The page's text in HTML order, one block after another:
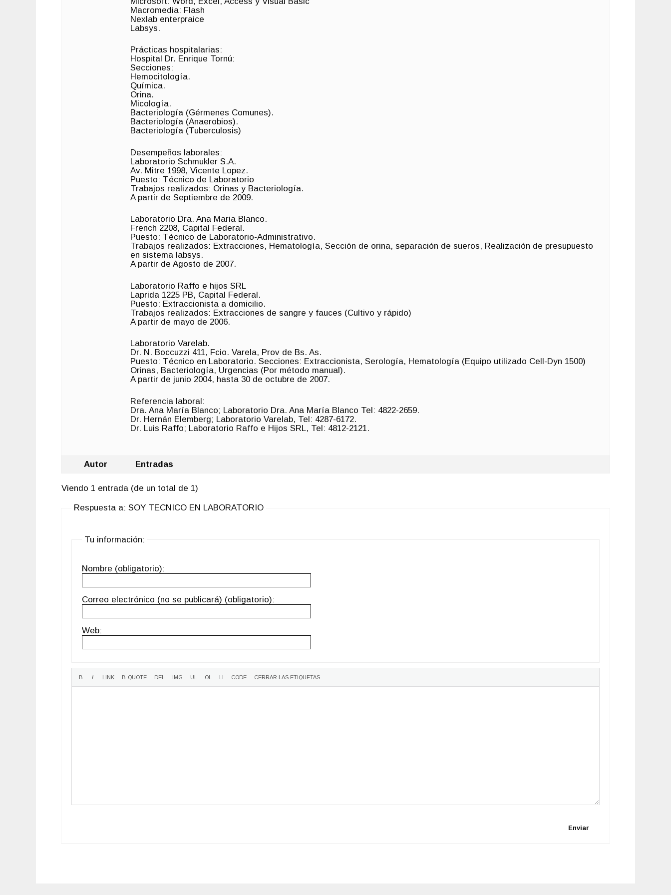
Macromedia: Flash
Nexlab enterpraice
Labsys.
Prácticas hospitalarias:
Hospital Dr. Enrique Tornú:
Secciones:
Hemocitología.
Química.
Orina.
Micología.
Bacteriología (Gérmenes Comunes).
Bacteriología (Anaerobios).
Bacteriología (Tuberculosis)
Desempeños laborales:
Laboratorio Schmukler S.A.
Av. Mitre 1998, Vicente Lopez.
Puesto: Técnico de Laboratorio
Trabajos realizados: Orinas y Bacteriología.
A partir de Septiembre de 2009.
Laboratorio Dra. Ana Maria Blanco.
French 2208, Capital Federal.
Puesto: Técnico de Laboratorio-Administrativo.
Trabajos realizados: Extracciones, Hematología, Sección de orina, separación de sueros, Realización de presupuesto
en sistema labsys.
A partir de Agosto de 2007.
Laboratorio Raffo e hijos SRL
Laprida 1225 PB, Capital Federal.
Puesto: Extraccionista a domicilio.
Trabajos realizados: Extracciones de sangre y fauces (Cultivo y rápido)
A partir de mayo de 2006.
Laboratorio Varelab.
Dr. N. Boccuzzi 411, Fcio. Varela, Prov de Bs. As.
Puesto: Técnico en Laboratorio. Secciones: Extraccionista, Serología, Hematología (Equipo utilizado Cell-Dyn 1500)
Orinas, Bacteriología, Urgencias (Por método manual).
A partir de junio 2004, hasta 30 de octubre de 2007.
Referencia laboral:
Dra. Ana María Blanco; Laboratorio Dra. Ana María Blanco Tel: 4822-2659.
Dr. Hernán Elemberg; Laboratorio Varelab, Tel: 4287-6172.
Dr. Luis Raffo; Laboratorio Raffo e Hijos SRL, Tel: 4812-2121.
Autor Entradas
Viendo 1 entrada (de un total de 1)
Respuesta a: SOY TECNICO EN LABORATORIO
Tu información:
Nombre (obligatorio):
Correo electrónico (no se publicará) (obligatorio):
Web:
Enviar